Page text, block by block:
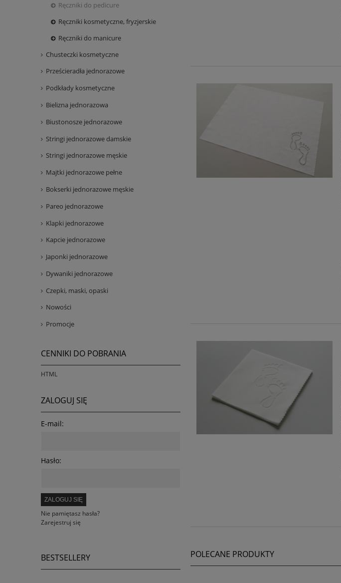
Ręczniki do pedicure
Ręczniki kosmetyczne, fryzjerskie
Ręczniki do manicure
Chusteczki kosmetyczne
Prześcieradła jednorazowe
Podkłady kosmetyczne
Bielizna jednorazowa
Biustonosze jednorazowe
Stringi jednorazowe damskie
Stringi jednorazowe męskie
Majtki jednorazowe pełne
Bokserki jednorazowe męskie
Pareo jednorazowe
Klapki jednorazowe
Kapcie jednorazowe
Japonki jednorazowe
Dywaniki jednorazowe
Czepki, maski, opaski
Nowości
Promocje
CENNIKI DO POBRANIA
HTML
ZALOGUJ SIĘ
E-mail:
Hasło:
ZALOGUJ SIĘ
Nie pamiętasz hasła?
Zarejestruj się
BESTSELLERY POLECANE PRODUKTY